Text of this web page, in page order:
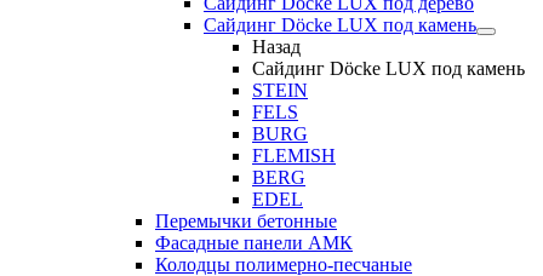
Сайдинг Döcke LUX под камень
Назад
Сайдинг Döcke LUX под камень
STEIN
FELS
BURG
FLEMISH
BERG
EDEL
Перемычки бетонные
Фасадные панели АМК
Колодцы полимерно-песчаные